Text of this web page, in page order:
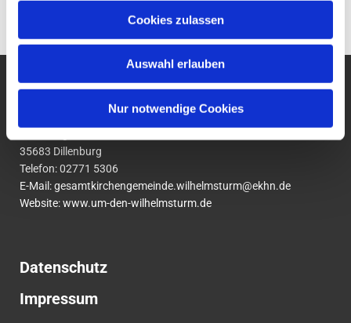
Cookies zulassen
Auswahl erlauben
Nur notwendige Cookies
um den Wilhelmsturm
35683 Dillenburg
Telefon:02771 5306
E-Mail:gesamtkirchengemeinde.wilhelmsturm@ekhn.de
Website: www.um-den-wilhelmsturm.de
Datenschutz
Impressum